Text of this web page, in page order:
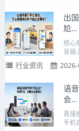
出
尬...
核心
音输
行业资讯
语
会...
直接
手机